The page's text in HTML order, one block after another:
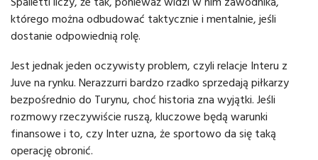
którego można odbudować taktycznie i mentalnie, jeśli
dostanie odpowiednią rolę.
Jest jednak jeden oczywisty problem, czyli relacje Interu z
Juve na rynku. Nerazzurri bardzo rzadko sprzedają piłkarzy
bezpośrednio do Turynu, choć historia zna wyjątki. Jeśli
rozmowy rzeczywiście ruszą, kluczowe będą warunki
finansowe i to, czy Inter uzna, że sportowo da się taką
operację obronić.